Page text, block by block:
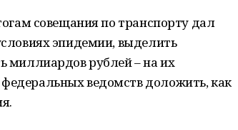
совещания по транспорту дал
эпидемии, выделить
миллиардов рублей – на их
ведомств доложить, как